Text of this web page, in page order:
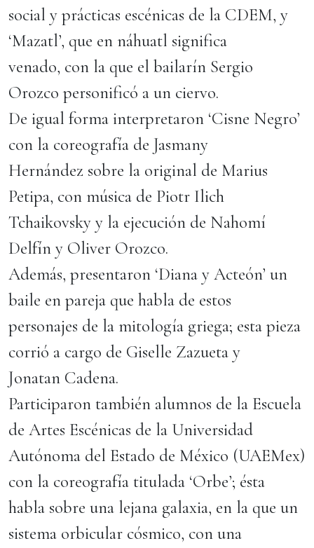
social y prácticas escénicas de la CDEM, y
‘Mazatl’, que en náhuatl significa
venado, con la que el bailarín Sergio
Orozco personificó a un ciervo.
De igual forma interpretaron ‘Cisne Negro’
con la coreografía de Jasmany
Hernández sobre la original de Marius
Petipa, con música de Piotr Ilich
Tchaikovsky y la ejecución de Nahomí
Delfín y Oliver Orozco.
Además, presentaron ‘Diana y Acteón’ un
baile en pareja que habla de estos
personajes de la mitología griega; esta pieza
corrió a cargo de Giselle Zazueta y
Jonatan Cadena.
Participaron también alumnos de la Escuela
de Artes Escénicas de la Universidad
Autónoma del Estado de México (UAEMex)
con la coreografía titulada ‘Orbe’; ésta
habla sobre una lejana galaxia, en la que un
sistema orbicular cósmico, con una